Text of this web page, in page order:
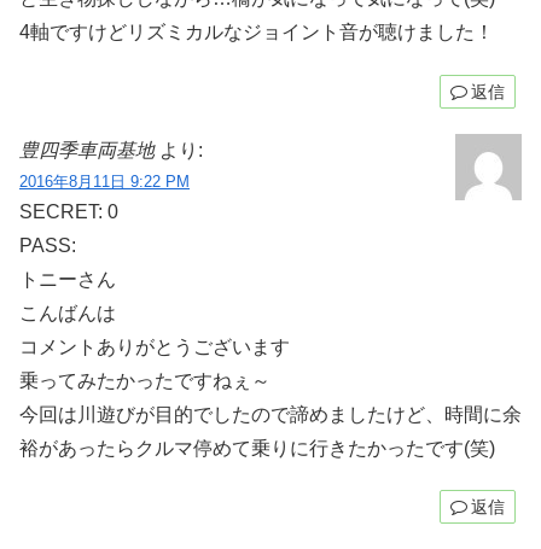
4軸ですけどリズミカルなジョイント音が聴けました！
返信
豊四季車両基地 より:
2016年8月11日 9:22 PM
SECRET: 0
PASS:
トニーさん
こんばんは
コメントありがとうございます
乗ってみたかったですねぇ～
今回は川遊びが目的でしたので諦めましたけど、時間に余
裕があったらクルマ停めて乗りに行きたかったです(笑)
返信